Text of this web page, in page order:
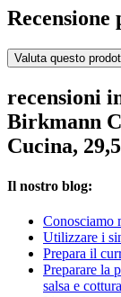
Valuta questo
recensioni
Birkmann
Cucina,
Il nostro blog:
Conosciamo
Utilizzare i
Prepara il
Preparare la
salsa e